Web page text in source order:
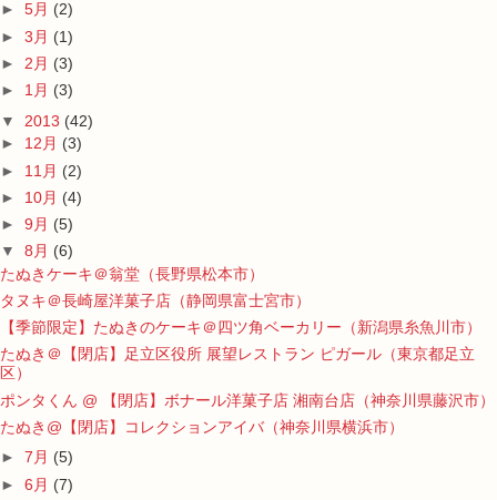
► 5月 (2)
► 3月 (1)
► 2月 (3)
► 1月 (3)
▼ 2013 (42)
► 12月 (3)
► 11月 (2)
► 10月 (4)
► 9月 (5)
▼ 8月 (6)
たぬきケーキ＠翁堂（長野県松本市）
タヌキ＠長崎屋洋菓子店（静岡県富士宮市）
【季節限定】たぬきのケーキ＠四ツ角ベーカリー（新潟県糸魚川市）
たぬき＠【閉店】足立区役所 展望レストラン ピガール（東京都足立
区）
ポンタくん @ 【閉店】ボナール洋菓子店 湘南台店（神奈川県藤沢市）
たぬき@【閉店】コレクションアイバ（神奈川県横浜市）
► 7月 (5)
► 6月 (7)